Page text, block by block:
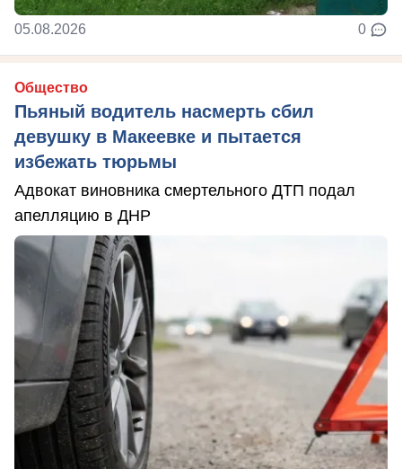
05.08.2026 0
Общество
Пьяный водитель насмерть сбил
девушку в Макеевке и пытается
избежать тюрьмы
Адвокат виновника смертельного ДТП подал
апелляцию в ДНР